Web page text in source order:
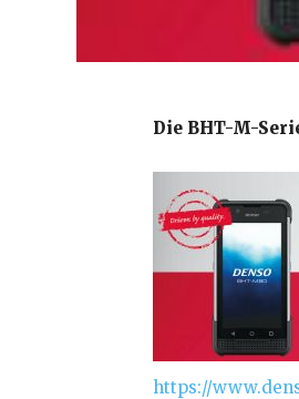
Die BHT-M-
https://